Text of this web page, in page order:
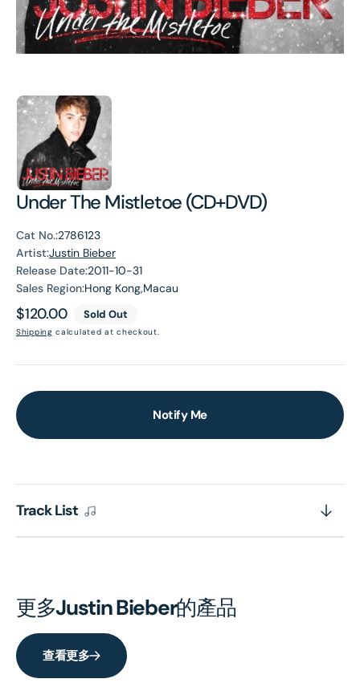
Under The Mistletoe (CD+DVD)
Cat No.:2786123
Artist:Justin Bieber
Release Date:2011-10-31
Sales Region:Hong Kong,Macau
Regular
price
$120.00 Sold Out
Shipping calculated at checkout.
Notify Me
Track List
更多Justin Bieber的產品
查看更多